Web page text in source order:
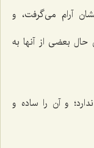
آرام می‌گرفت، و
بعضی از آنها به
و آن را ساده و